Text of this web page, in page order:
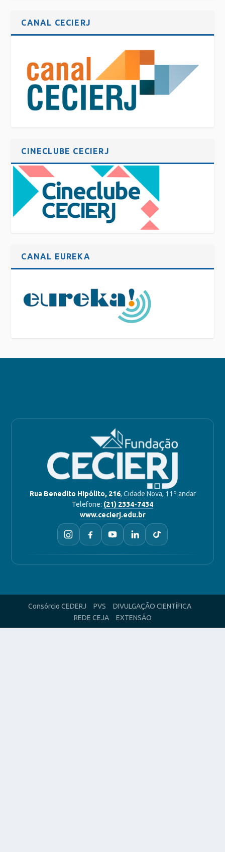
CANAL CECIERJ
CINECLUBE CECIERJ
CANAL EUREKA
Rua Benedito Hipólito, 216, Cidade Nova, 11º andar
Telefone: (21) 2334-7434
www.cecierj.edu.br
Consórcio CEDERJ PVS
DIVULGAÇÃO CIENTÍFICA
REDE CEJA
EXTENSÃO